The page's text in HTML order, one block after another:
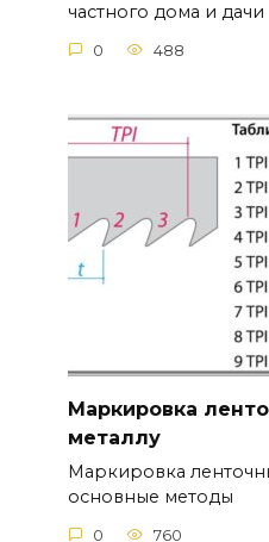
частного дома и дачи
0 488
Маркировка
металлу
Маркировка
основные методы
0 760